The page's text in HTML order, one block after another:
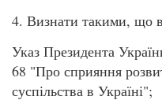
4. Визнати такими, що
Указ Президента
68 "Про сприяння
суспільства в Україні";